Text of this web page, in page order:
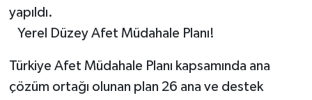
yapıldı.
Yerel Düzey Afet Müdahale Planı!
Türkiye Afet Müdahale Planı kapsamında ana
çözüm ortağı olunan plan 26 ana ve destek